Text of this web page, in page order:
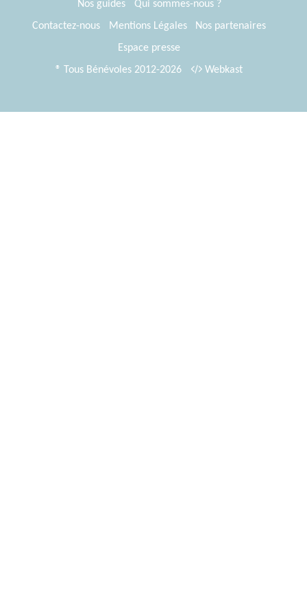
Nos guides
Qui sommes-nous ?
Contactez-nous
Mentions Légales
Nos partenaires
Espace presse
® Tous Bénévoles 2012-2026
Webkast